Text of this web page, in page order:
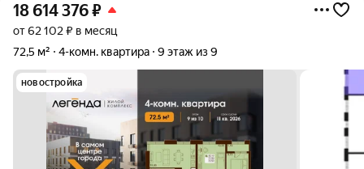
18 614 376₽
от 62 102 ₽ в месяц
72,5 м²
4-комн. квартира 9 этаж из 9
новостройка